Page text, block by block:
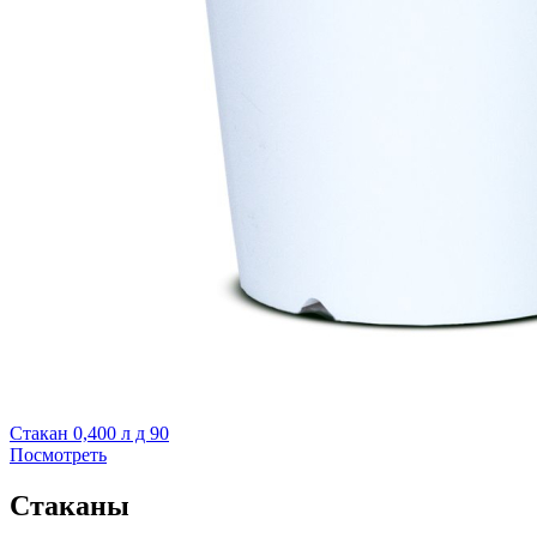
Стакан 0,400 л д 90
Посмотреть
Стаканы